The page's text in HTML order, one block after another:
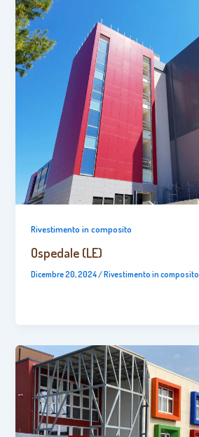
Rivestimento in composito
Ospedale (LE)
Dicembre 20, 2024/Rivestimento in composito